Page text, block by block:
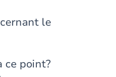
le
ce point?